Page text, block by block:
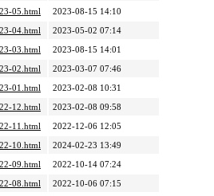
05.html
2023-08-15 14:10
04.html
2023-05-02 07:14
03.html
2023-08-15 14:01
02.html
2023-03-07 07:46
01.html
2023-02-08 10:31
12.html
2023-02-08 09:58
11.html
2022-12-06 12:05
10.html
2024-02-23 13:49
09.html
2022-10-14 07:24
08.html
2022-10-06 07:15